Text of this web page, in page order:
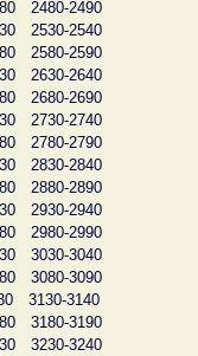
2480-2490
2530-2540
2580-2590
2630-2640
2680-2690
2730-2740
2780-2790
2830-2840
2880-2890
2930-2940
2980-2990
3030-3040
3080-3090
3130-3140
3180-3190
3230-3240